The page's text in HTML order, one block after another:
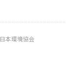
本環境協会